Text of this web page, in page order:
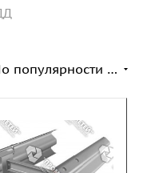
По популярности (возрастание)